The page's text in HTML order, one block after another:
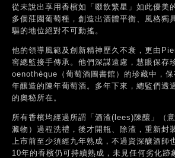
從未說出享用香檳如「啜飲繁星」如此優美
多個莊園葡萄種，創造出酒體平衡、風格獨
驅的地位絕對不可動搖。
他的領導風範及創新精神歷久不衰，更由
窖總監接手傳承。他們深謀遠慮，慧眼保存
oenothèque（葡萄酒圖書館）的珍藏中，
年釀造的陳年葡萄酒。多年下來，總監們透
的奧秘所在。
所有香檳均經過所謂「酒渣(lees)陳釀」（
澱物）過程洗禮，後才開瓶、除渣，重新封
上市前至少須經九年熟成，不過資深釀酒師
10年的香檳仍可持續熟成，未見任何劣化跡